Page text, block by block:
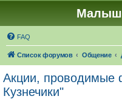
FAQ
Список форумов Общение
Акции,
Кузнечики"